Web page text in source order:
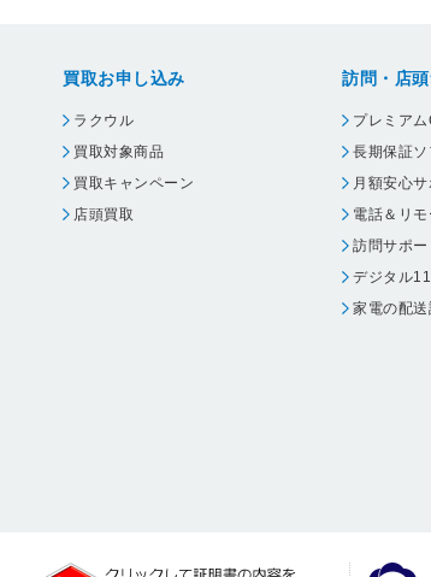
買取お申し込み
ラクウル
買取対象商品
買取キャンペーン
店頭買取
訪問・店
プレミア
長期保証
月額安心サ
電話＆リモ
訪問サポー
デジタル
家電の配送